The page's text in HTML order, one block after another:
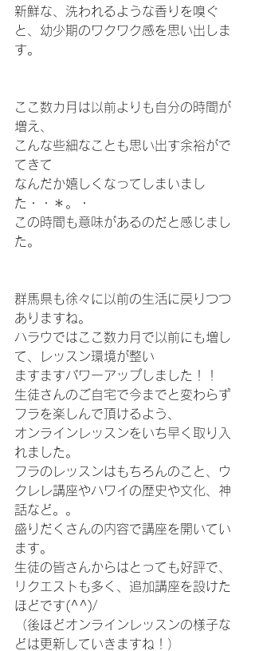
新鮮な、洗われるような香りを嗅ぐ
と、幼少期のワクワク感を思い出しま
す。
ここ数カ月は以前よりも自分の時間が
増え、
こんな些細なことも思い出す余裕がで
てきて
なんだか嬉しくなってしまいまし
た・・＊。・
この時間も意味があるのだと感じまし
た。
群馬県も徐々に以前の生活に戻りつつ
ありますね。
ハラウではここ数カ月で以前にも増し
て、レッスン環境が整い
ますますパワーアップしました！！
生徒さんのご自宅で今までと変わらず
フラを楽しんで頂けるよう、
オンラインレッスンをいち早く取り入
れました。
フラのレッスンはもちろんのこと、ウ
クレレ講座やハワイの歴史や文化、神
話など。。
盛りだくさんの内容で講座を開いてい
ます。
生徒の皆さんからはとっても好評で、
リクエストも多く、追加講座を設けた
ほどです(^^)/
（後ほどオンラインレッスンの様子な
どは更新していきますね！）